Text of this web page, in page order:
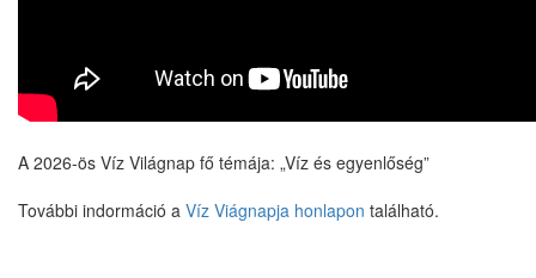
A 2026-ös Víz Világnap fő témája: „Víz és egyenlőség”
További indormáció a Víz Viágnapja honlapon található.